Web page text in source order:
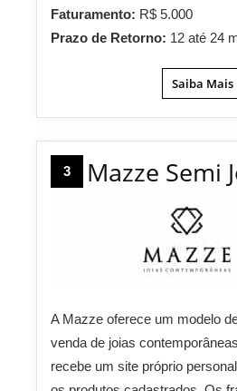
Faturamento: R$ 5.000
Prazo de Retorno: 12 até 24
Saiba Mais
3 Mazze Semi
A Mazze oferece um modelo
venda de joias
recebe um site próprio